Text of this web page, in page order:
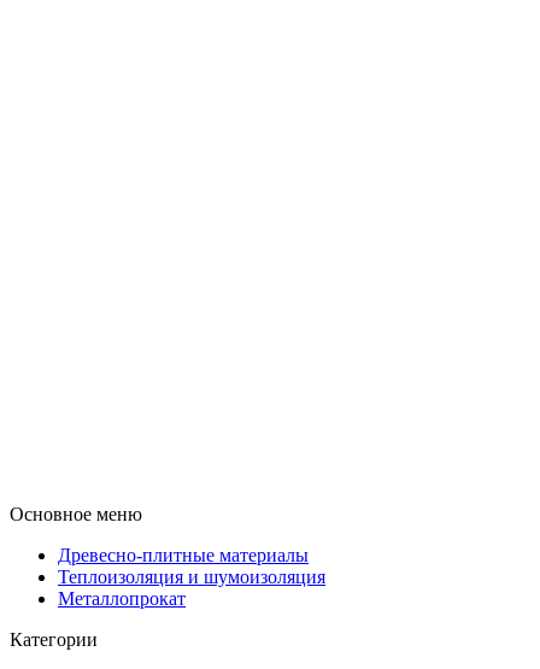
Основное меню
Древесно-плитные материалы
Теплоизоляция и шумоизоляция
Металлопрокат
Категории